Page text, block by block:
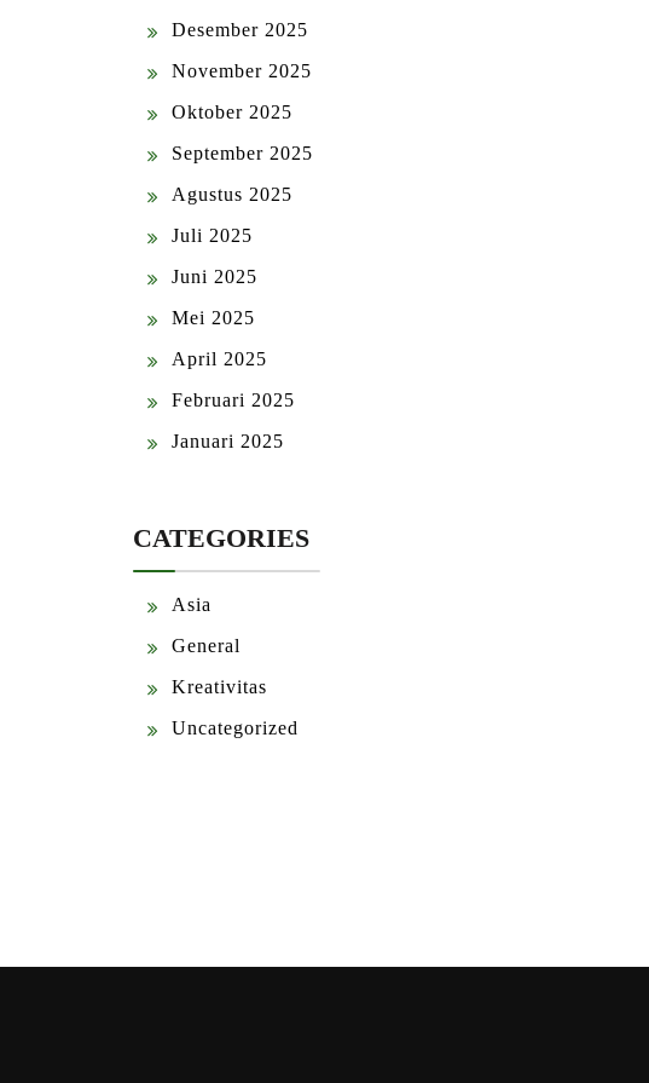
Desember 2025
November 2025
Oktober 2025
September 2025
Agustus 2025
Juli 2025
Juni 2025
Mei 2025
April 2025
Februari 2025
Januari 2025
CATEGORIES
Asia
General
Kreativitas
Uncategorized